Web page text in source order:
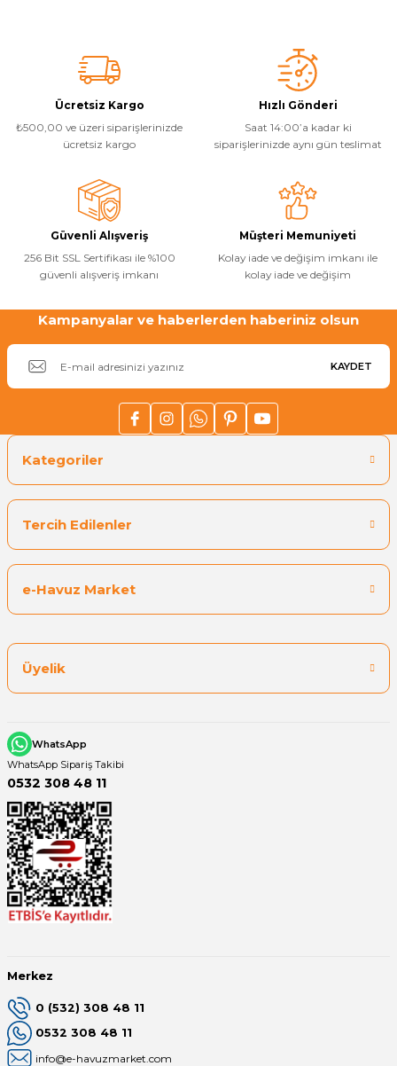
Temizleyici
Havuz Robotu Yedek
Dalgıç Pompa
Dezenfeksiyon
Kapağı
Jakuzi Sauna
Kartuş Filtreler
Kuvars Cam
Görüş ve önerileriniz için teşekkür ederiz.
Ürün resmi kalitesiz, bozuk veya görüntülenemiyor.
Ürün açıklamasında eksik bilgiler bulunuyor.
Ürün bilgilerinde hatalar bulunuyor.
Ürün fiyatı diğer sitelerden daha pahalı.
Bu ürüne benzer farklı alternatifler olmalı.
Gönder
Ücretsiz Kargo
₺500,00 ve üzeri siparişlerinizde
ücretsiz kargo
Hızlı Gönderi
Saat 14:00’a kadar ki
siparişlerinizde aynı gün teslimat
Güvenli Alışveriş
256 Bit SSL Sertifikası ile %100
güvenli alışveriş imkanı
Müşteri Memuniyeti
Kolay iade ve değişim imkanı ile
kolay iade ve değişim
Kampanyalar ve haberlerden haberiniz olsun
KAYDET
Kategoriler
Tercih Edilenler
e-Havuz Market
Üyelik
WhatsApp
WhatsApp Sipariş Takibi
0532 308 48 11
Merkez
0 (532) 308 48 11
0532 308 48 11
info@e-havuzmarket.com